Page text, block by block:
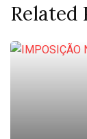
Related